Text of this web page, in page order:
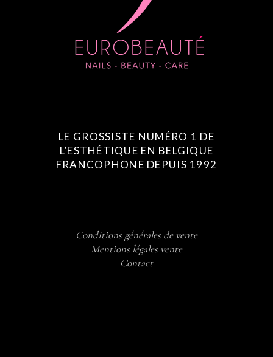
LE GROSSISTE NUMÉRO 1 DE
L’ESTHÉTIQUE EN BELGIQUE
FRANCOPHONE DEPUIS 1992
Conditions générales de vente
Mentions légales vente
Contact